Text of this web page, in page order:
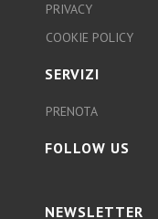
PRIVACY
COOKIE POLICY
SERVIZI
PRENOTA
FOLLOW US
NEWSLETTER